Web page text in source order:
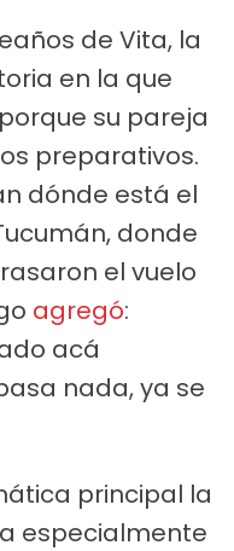
de Vita, la
en la que
su pareja
preparativos.
dónde está el
donde
el vuelo
agregó:
acá
nada, ya se
principal la
especialmente